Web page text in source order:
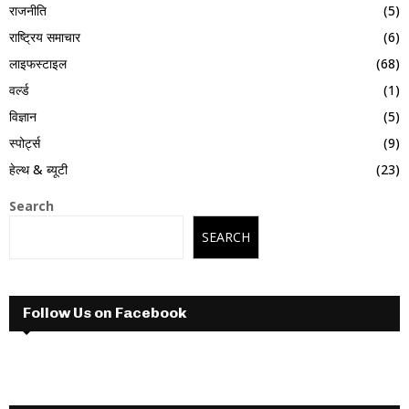
राजनीति
(5)
राष्ट्रिय समाचार
(6)
लाइफस्टाइल
(68)
वर्ल्ड
(1)
विज्ञान
(5)
स्पोर्ट्स
(9)
हेल्थ & ब्यूटी
(23)
Search
SEARCH
Follow Us on Facebook